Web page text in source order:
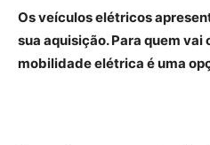
Os veículos elétricos
sua aquisição. Para quem
mobilidade elétrica é uma